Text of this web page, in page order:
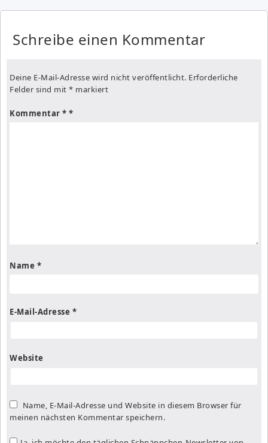
Schreibe einen Kommentar
Deine E-Mail-Adresse wird nicht veröffentlicht. Erforderliche
Felder sind mit * markiert
Kommentar *
Name *
E-Mail-Adresse *
Website
Name, E-Mail-Adresse und Website in diesem Browser für
meinen nächsten Kommentar speichern.